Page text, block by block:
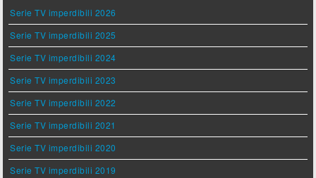
Serie TV imperdibili 2026
Serie TV imperdibili 2025
Serie TV imperdibili 2024
Serie TV imperdibili 2023
Serie TV imperdibili 2022
Serie TV imperdibili 2021
Serie TV imperdibili 2020
Serie TV imperdibili 2019